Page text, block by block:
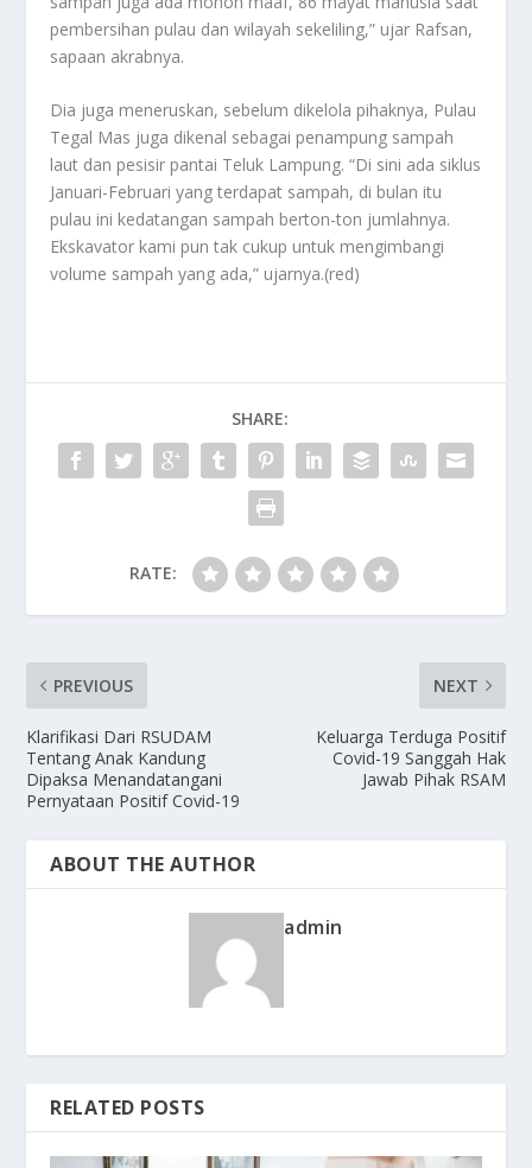
pembersihan pulau dan wilayah sekeliling,” ujar Rafsan,
sapaan akrabnya.
Dia juga meneruskan, sebelum dikelola pihaknya, Pulau
Tegal Mas juga dikenal sebagai penampung sampah
laut dan pesisir pantai Teluk Lampung. “Di sini ada siklus
Januari-Februari yang terdapat sampah, di bulan itu
pulau ini kedatangan sampah berton-ton jumlahnya.
Ekskavator kami pun tak cukup untuk mengimbangi
volume sampah yang ada,” ujarnya.(red)
SHARE:
RATE:
PREVIOUS
Klarifikasi Dari RSUDAM
Tentang Anak Kandung
Dipaksa Menandatangani
Pernyataan Positif Covid-19
NEXT
Keluarga Terduga Positif
Covid-19 Sanggah Hak
Jawab Pihak RSAM
ABOUT THE AUTHOR
admin
RELATED POSTS